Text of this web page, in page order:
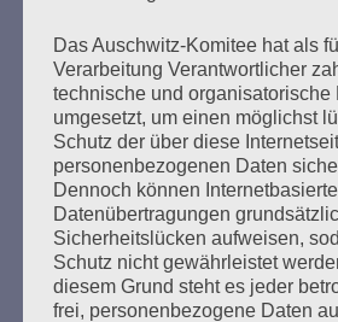
Solidarisch gegen den Hass. Wir
nicht allein. Wir sind viele. Macht
schweigt, stimmt zu! Wegsehen
Schaut hin – handelt!
Esther Bejarano - 5. Februar 2017
Das Auschwitz-Komitee hat als
Verarbeitung Verantwortlicher
technische und organisatorische
umgesetzt, um einen möglichst
Schutz der über diese
personenbezogenen Daten
Dennoch können Internetbasierte
Datenübertragungen
Sicherheitslücken aufweisen,
Schutz nicht gewährleistet
diesem Grund steht es jeder
frei, personenbezogene Daten